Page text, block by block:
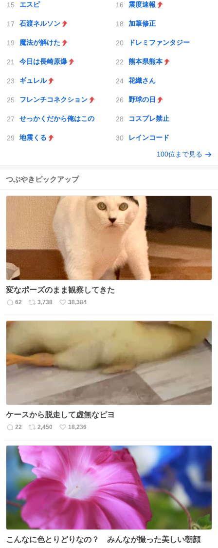
エスピ 震度速報
石渡ネルソン 加筆修正
魔法が解けた ドレミファンタジー
今日は長崎原爆 熊本県熊本
ギュレル 花織さん
フレンチコネクション 野球の日
せっかくだから俺はこの コスプレ禁止
地震くる レインコード
100位まで見る
つぶやきピックアップ
変なポーズのまま観察してきた
返
数
62
リ
数
3,738
い
38,384
ケースから脱走して虚無なピヨ
返
22
リ
ト
数
2,450
い
ね
数
18,236
こんなに色とりどりなの？ みんなが撮った美しい朝顔